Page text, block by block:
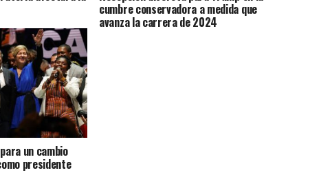
cumbre conservadora a medida que
avanza la carrera de 2024
un cambio
presidente